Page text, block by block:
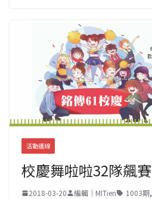
活動連線
校慶舞啦啦32隊飆賽
2018-03-20 編輯｜MITien 1003期,